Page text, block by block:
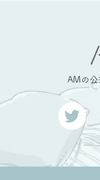
AMの公